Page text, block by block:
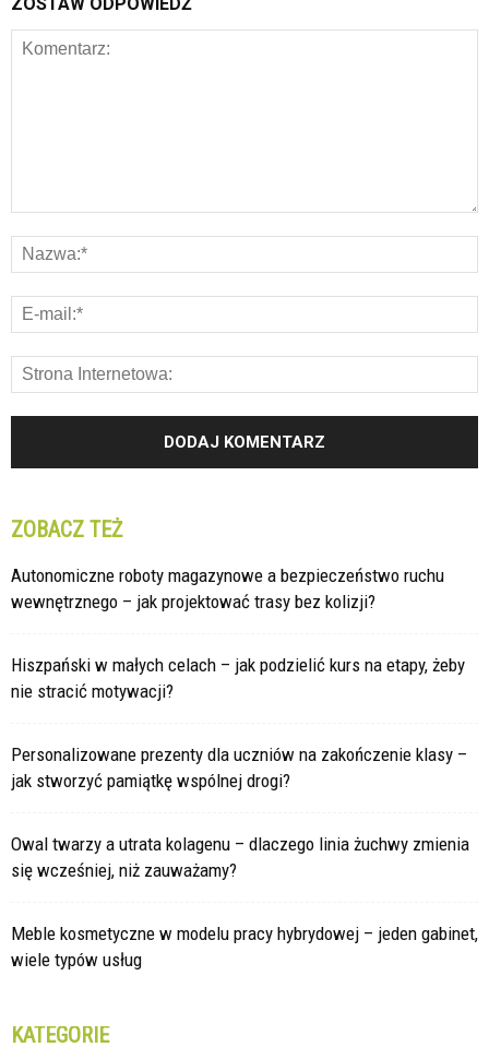
ZOBACZ TEŻ
Autonomiczne roboty magazynowe a bezpieczeństwo ruchu
wewnętrznego – jak projektować trasy bez kolizji?
Hiszpański w małych celach – jak podzielić kurs na etapy, żeby
nie stracić motywacji?
Personalizowane prezenty dla uczniów na zakończenie klasy –
jak stworzyć pamiątkę wspólnej drogi?
Owal twarzy a utrata kolagenu – dlaczego linia żuchwy zmienia
się wcześniej, niż zauważamy?
Meble kosmetyczne w modelu pracy hybrydowej – jeden gabinet,
wiele typów usług
KATEGORIE